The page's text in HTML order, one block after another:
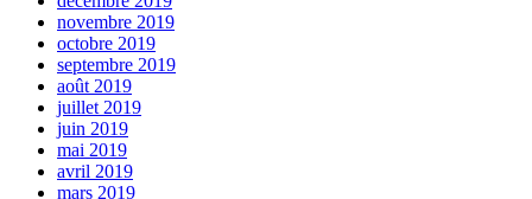
novembre 2019
octobre 2019
septembre 2019
août 2019
juillet 2019
juin 2019
mai 2019
avril 2019
mars 2019